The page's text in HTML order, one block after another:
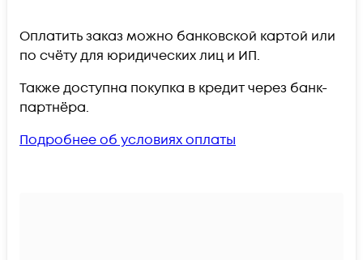
Оплатить заказ можно банковской картой или
по счёту для юридических лиц и ИП.
Также доступна покупка в кредит через банк-
партнёра.
Подробнее об условиях оплаты